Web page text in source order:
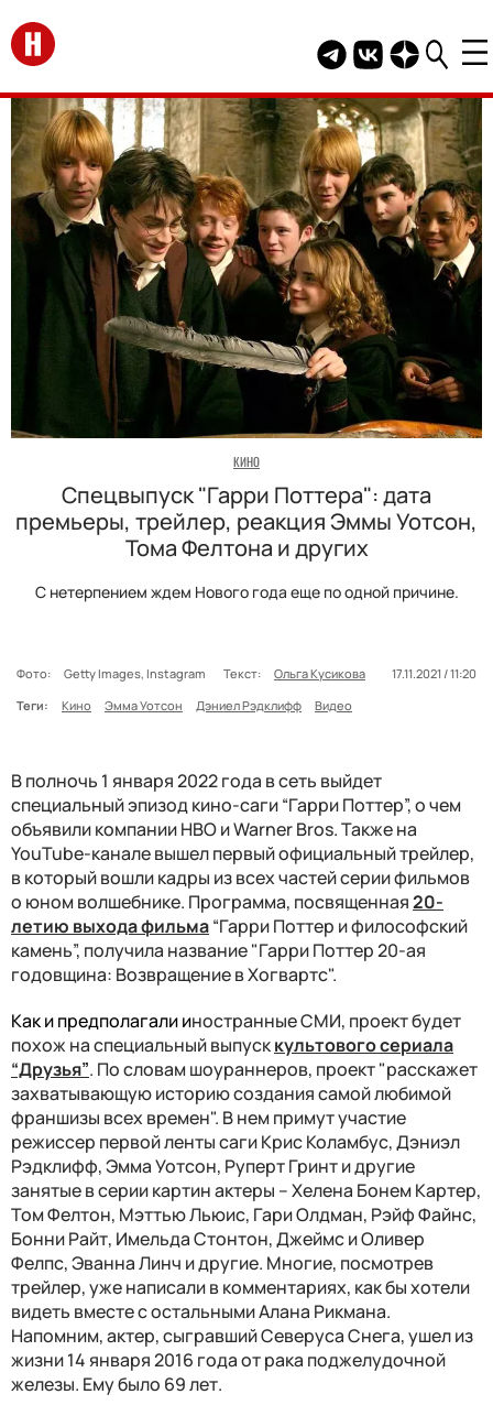
Перейти на главную
Telegram канал
Группа HELLO
Канал
КИНО
Спецвыпуск "Гарри Поттера": дата
премьеры, трейлер, реакция Эммы Уотсон,
Тома Фелтона и других
С нетерпением ждем Нового года еще по одной причине.
Фото: Getty Images, Instagram Текст: Ольга Кусикова
17.11.2021 / 11:20
Теги:
Кино Эмма Уотсон Дэниел Рэдклифф Видео
В полночь 1 января 2022 года в сеть выйдет
специальный эпизод кино-саги “Гарри Поттер”, о чем
объявили компании HBO и Warner Bros. Также на
YouTube-канале вышел первый официальный трейлер,
в который вошли кадры из всех частей серии фильмов
о юном волшебнике. Программа, посвященная20-
летию выхода фильма“Гарри Поттер и философский
камень”, получила название "Гарри Поттер 20-ая
годовщина: Возвращение в Хогвартс".
Как и предполагали иностранные СМИ, проект будет
похож на специальный выпусккультового сериала
“Друзья”. По словам шоураннеров, проект "расскажет
захватывающую историю создания самой любимой
франшизы всех времен". В нем примут участие
режиссер первой ленты саги Крис Коламбус, Дэниэл
Рэдклифф, Эмма Уотсон, Руперт Гринт и другие
занятые в серии картин актеры – Хелена Бонем Картер,
Том Фелтон, Мэттью Льюис, Гари Олдман, Рэйф Файнс,
Бонни Райт, Имельда Стонтон, Джеймс и Оливер
Фелпс, Эванна Линч и другие. Многие, посмотрев
трейлер, уже написали в комментариях, как бы хотели
видеть вместе с остальными Алана Рикмана.
Напомним, актер, сыгравший Северуса Снега, ушел из
жизни 14 января 2016 года от рака поджелудочной
железы. Ему было 69 лет.